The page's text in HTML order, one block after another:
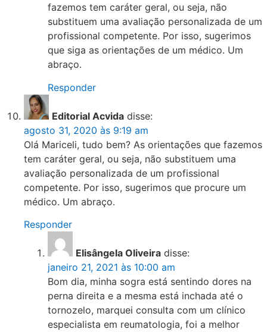
fazemos tem caráter geral, ou seja, não
substituem uma avaliação personalizada de um
profissional competente. Por isso, sugerimos
que siga as orientações de um médico. Um
abraço.
Responder
Editorial Acvida disse:
agosto 31, 2020 às 9:19 am
Olá Mariceli, tudo bem? As orientações que fazemos
tem caráter geral, ou seja, não substituem uma
avaliação personalizada de um profissional
competente. Por isso, sugerimos que procure um
médico. Um abraço.
Responder
Elisângela Oliveira disse:
janeiro 21, 2021 às 10:00 am
Bom dia, minha sogra está sentindo dores na
perna direita e a mesma está inchada até o
tornozelo, marquei consulta com um clínico
especialista em reumatologia, foi a melhor